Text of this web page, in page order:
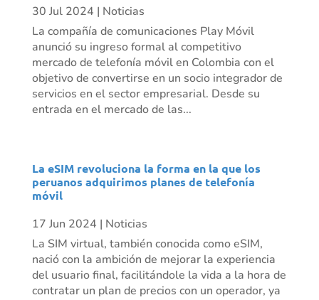
30 Jul 2024 | Noticias
La compañía de comunicaciones Play Móvil
anunció su ingreso formal al competitivo
mercado de telefonía móvil en Colombia con el
objetivo de convertirse en un socio integrador de
servicios en el sector empresarial. Desde su
entrada en el mercado de las...
La eSIM revoluciona la forma en la que los
peruanos adquirimos planes de telefonía
móvil
17 Jun 2024 | Noticias
La SIM virtual, también conocida como eSIM,
nació con la ambición de mejorar la experiencia
del usuario final, facilitándole la vida a la hora de
contratar un plan de precios con un operador, ya